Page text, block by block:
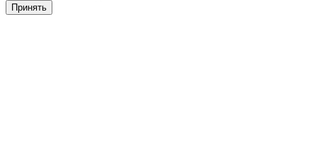
Принять